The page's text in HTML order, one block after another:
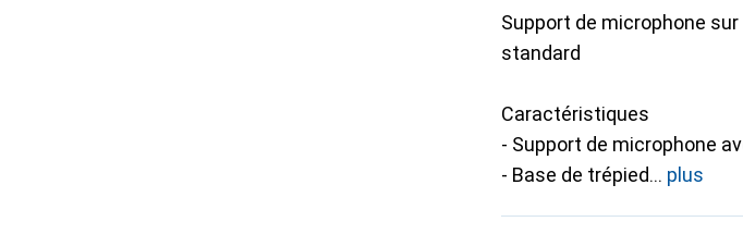
Support de microphone
standard
Caractéristiques
- Support de microphone
- Base de trépied
plus